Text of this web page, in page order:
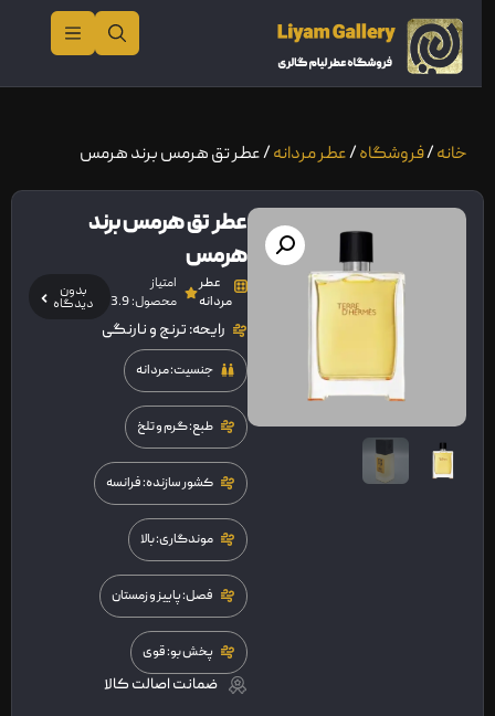
خانه/فروشگاه/عطر مردانه/ عطر تق هرمس برند هرمس
عطر تق هرمس برند
هرمس
عطر
مردانه
امتیاز
محصول: 3.9
بدون
دیدگاه
رایحه: ترنج و نارنگی
جنسیت: مردانه
طبع: گرم و تلخ
کشور سازنده: فرانسه
موندگاری: بالا
فصل: پاییز و زمستان
پخش بو: قوی
ضمانت اصالت کالا